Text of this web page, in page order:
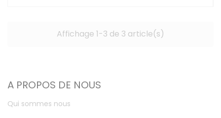
Affichage 1-3 de 3 article(s)
A PROPOS DE NOUS
Qui sommes nous